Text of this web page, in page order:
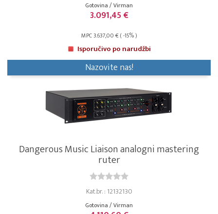
Gotovina / Virman
3.091,45 €
MPC 3.637,00 € ( -15% )
Isporučivo po narudžbi
Nazovite nas!
Dangerous Music Liaison analogni mastering
ruter
Kat.br. : 12132130
Gotovina / Virman